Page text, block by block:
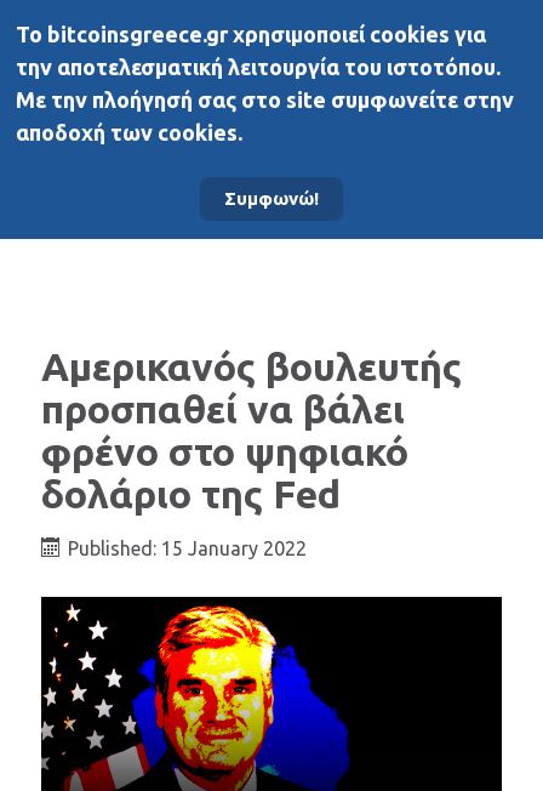
BitcoinsGreece
Νέα
Αμερικανός βουλευτής
προσπαθεί να βάλει
φρένο στο ψηφιακό
δολάριο της Fed
Published: 15 January 2022
To bitcoinsgreece.gr χρησιμοποιεί cookies για
την αποτελεσματική λειτουργία του ιστοτόπου.
Με την πλοήγησή σας στο site συμφωνείτε στην
αποδοχή των cookies.
Συμφωνώ!